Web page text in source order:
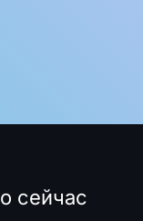
сейчас